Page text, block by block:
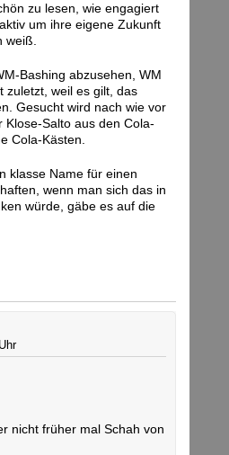
zu lesen, wie engagiert
um ihre eigene Zukunft
weiß.
Bashing abzusehen, WM
zuletzt, weil es gilt, das
Gesucht wird nach wie vor
Klose-Salto aus den Cola-
Cola-Kästen.
klasse Name für einen
wenn man sich das in
würde, gäbe es auf die
nicht früher mal Schah von